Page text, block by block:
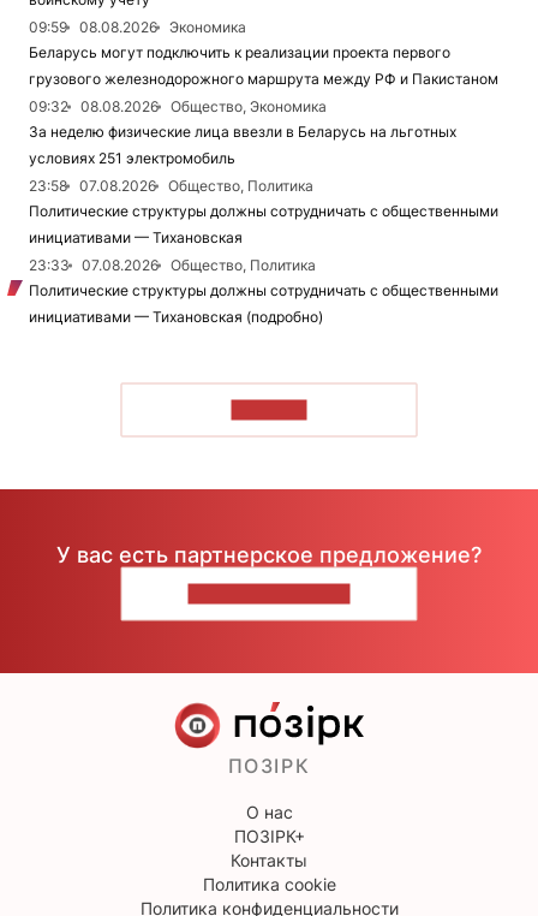
09:59
08.08.2026
Экономика
Беларусь могут подключить к реализации проекта первого
грузового железнодорожного маршрута между РФ и Пакистаном
09:32
08.08.2026
Общество, Экономика
За неделю физические лица ввезли в Беларусь на льготных
условиях 251 электромобиль
23:58
07.08.2026
Общество, Политика
Политические структуры должны сотрудничать с общественными
инициативами — Тихановская
23:33
07.08.2026
Общество, Политика
Политические структуры должны сотрудничать с общественными
инициативами — Тихановская (подробно)
У вас есть партнерское предложение?
ПОЗІРК
О нас
ПОЗІРК+
Контакты
Политика cookie
Политика конфиденциальности